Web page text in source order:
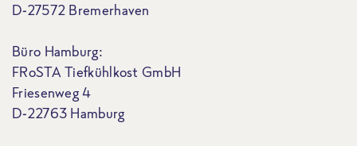
D-27572 Bremerhaven
Büro Hamburg:
FRoSTA Tiefkühlkost GmbH
Friesenweg 4
D-22763 Hamburg